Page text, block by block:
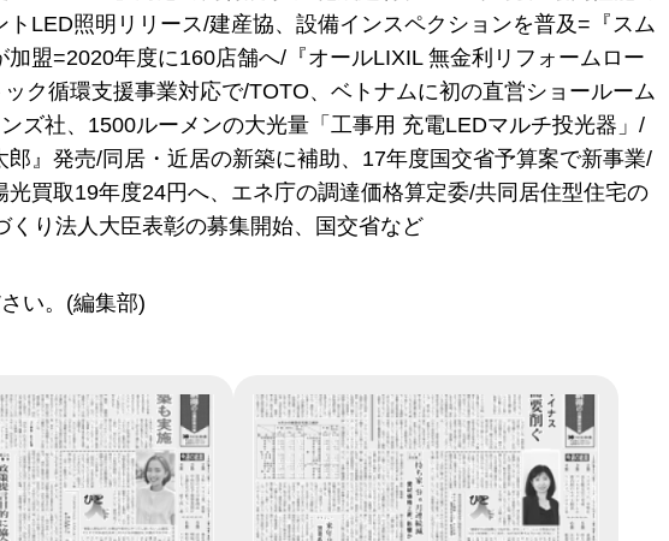
LED照明リリース/建産協、設備インスペクションを普及=『スム
盟=2020年度に160店舗へ/『オールLIXIL 無金利リフォームロー
ク循環支援事業対応で/TOTO、ベトナムに初の直営ショールーム
ズ社、1500ルーメンの大光量「工事用 充電LEDマルチ投光器」/
』発売/同居・近居の新築に補助、17年度国交省予算案で新事業/
買取19年度24円へ、エネ庁の調達価格算定委/共同居住型住宅の
り法人大臣表彰の募集開始、国交省など
い。(編集部)